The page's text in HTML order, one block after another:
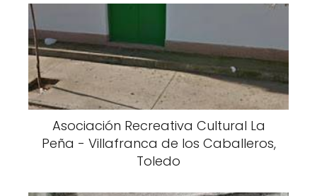
Asociación Recreativa Cultural La
Peña - Villafranca de los Caballeros,
Toledo